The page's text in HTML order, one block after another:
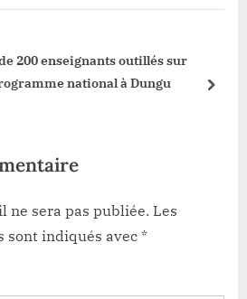
200 enseignants outillés sur
national à Dungu
next
ne sera pas publiée. Les
sont indiqués avec *